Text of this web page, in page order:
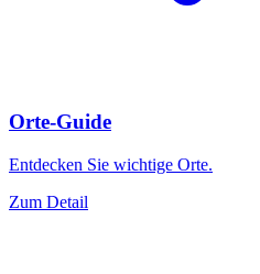
Orte-Guide
Entdecken Sie wichtige Orte.
Zum Detail